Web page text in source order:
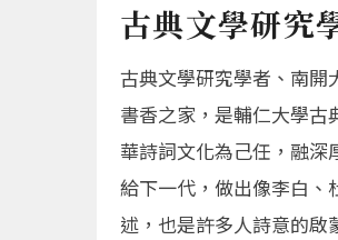
古典文學研究
古典文學研究學者、南開
書香之家，是輔仁大學
華詩詞文化為己任，融
給下一代，做出像李白、
述，也是許多人詩意的啟